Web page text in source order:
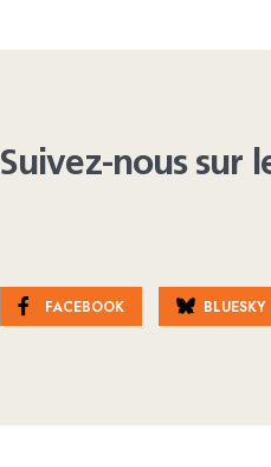
Suivez-nous sur
FACEBOOK BLUESKY